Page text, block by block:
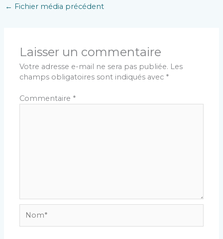
← Fichier média précédent
Laisser un commentaire
Votre adresse e-mail ne sera pas publiée. Les
champs obligatoires sont indiqués avec *
Commentaire *